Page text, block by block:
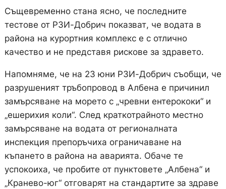
Същевременно стана ясно, че последните
тестове от РЗИ-Добрич показват, че водата в
района на курортния комплекс е с отлично
качество и не представя рискове за здравето.
Напомняме, че на 23 юни РЗИ-Добрич съобщи, че
разрушеният тръбопровод в Албена е причинил
замърсяване на морето с „чревни ентерококи“ и
„ешерихия коли“. След краткотрайното местно
замърсяване на водата от регионалната
инспекция препоръчиха ограничаване на
къпането в района на аварията. Обаче те
успокоиха, че пробите от пунктовете „Албена“ и
„Кранево-юг“ отговарят на стандартите за здраве